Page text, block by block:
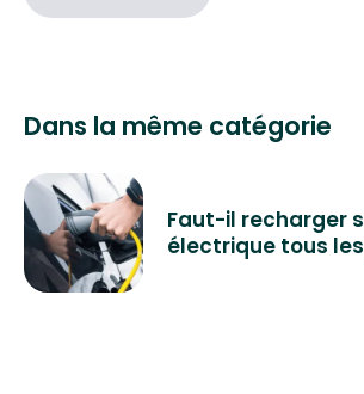
Dans la même catégorie
Faut-il recharger
électrique tous